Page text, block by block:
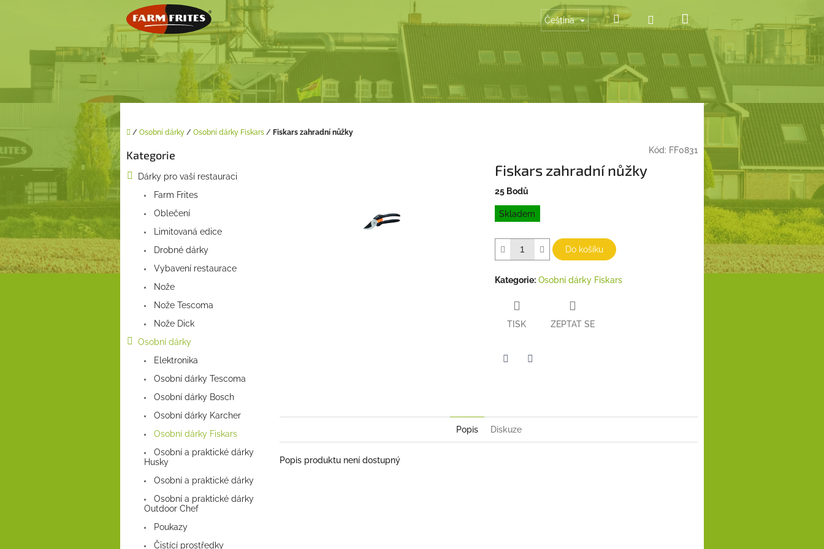
Čeština Hledat PřihlášeníNákupní
košík
Domů
/ Osobní dárky / Osobní dárky Fiskars / Fiskars zahradní nůžky
P
s
t
r
n
p
Přeskočit
Kategorie
Dárky pro vaší restauraci
Farm Frites
Oblečení
Limitovaná edice
Drobné dárky
Vybavení restaurace
Nože
Nože Tescoma
Nože Dick
Osobní dárky
Elektronika
Osobní dárky Tescoma
Osobní dárky Bosch
Osobní dárky Karcher
Osobní dárky Fiskars
Osobní a praktické dárky
Husky
Osobní a praktické dárky
Osobní a praktické dárky
Outdoor Chef
Poukazy
Čistící prostředky
Kód: FF0831
Fiskars zahradní nůžky
25 Bodů
Měrná
cena:
Skladem
Do košíku
Kategorie: Osobní dárky Fiskars
TISK ZEPTAT SE
Popis Diskuze
Popis produktu není dostupný